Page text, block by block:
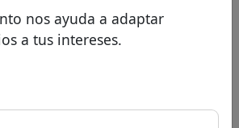
nos ayuda a adaptar
a tus intereses.
Medio
ID